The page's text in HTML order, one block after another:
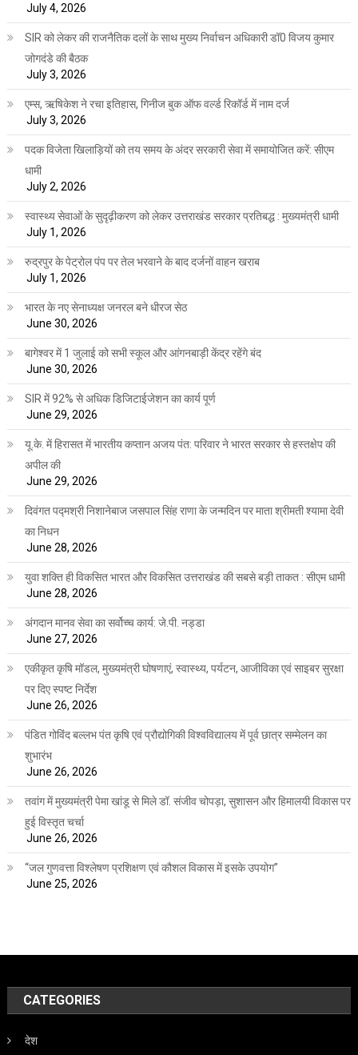
July 4, 2026
SIR को लेकर की राजनैतिक दलों के साथ मुख्य निर्वाचन अधिकारी डॉ0 विजय कुमार
जोगदंडे की बैठक
July 3, 2026
एम्स, ऋषिकेश ने रचा इतिहास, गिनीज बुक ऑफ वर्ल्ड रिकॉर्ड में नाम दर्ज
July 3, 2026
पदक विजेता खिलाड़ियों को तय समय के अंदर सरकारी सेवा में समायोजित करें: सीएम
धामी
July 2, 2026
स्वास्थ्य सेवाओं के सुदृढ़ीकरण को लेकर उत्तराखंड सरकार प्रतिबद्ध : मुख्यमंत्री धामी
July 1, 2026
रुद्रपुर के पेट्रोल पंप पर तेल भरवाने के बाद दर्जनों वाहन खराब
July 1, 2026
भारत के नए सेनाध्यक्ष जनरल बने धीरज सेठ
June 30, 2026
बागेश्वर में 1 जुलाई को सभी स्कूल और आंगनबाड़ी केंद्र रहेंगे बंद
June 30, 2026
SIR में 92% से अधिक डिजिटाईजेशन का कार्य पूर्ण
June 29, 2026
यू.के. में हिरासत में भारतीय कप्तान अजय पंत: परिवार ने भारत सरकार से हस्तक्षेप की
अपील की
June 29, 2026
दिवंगत पद्मश्री निशानेबाज जसपाल सिंह राणा के जन्मदिन पर माता श्रीमती श्यामा देवी
का निधन
June 28, 2026
युवा शक्ति ही विकसित भारत और विकसित उत्तराखंड की सबसे बड़ी ताकत : सीएम धामी
June 28, 2026
अंगदान मानव सेवा का सर्वोच्च कार्य: जे.पी. नड्डा
June 27, 2026
एकीकृत कृषि मॉडल, मुख्यमंत्री घोषणाएं, स्वास्थ्य, पर्यटन, आजीविका एवं साइबर सुरक्षा
पर दिए स्पष्ट निर्देश
June 26, 2026
पंडित गोविंद बल्लभ पंत कृषि एवं प्रौद्योगिकी विश्वविद्यालय में पूर्व छात्र सम्मेलन का
शुभारंभ
June 26, 2026
तवांग में मुख्यमंत्री पेमा खांडू से मिले डॉ. संजीव चोपड़ा, सुशासन और हिमालयी विकास पर
हुई विस्तृत चर्चा
June 26, 2026
“जल गुणवत्ता विश्लेषण प्रशिक्षण एवं कौशल विकास में इसके उपयोग”
June 25, 2026
CATEGORIES
देश